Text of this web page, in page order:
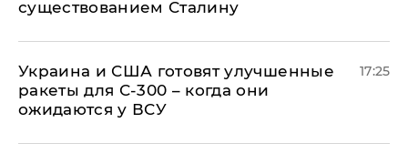
существованием Сталину
Украина и США готовят улучшенные
ракеты для С-300 – когда они
ожидаются у ВСУ
17:25